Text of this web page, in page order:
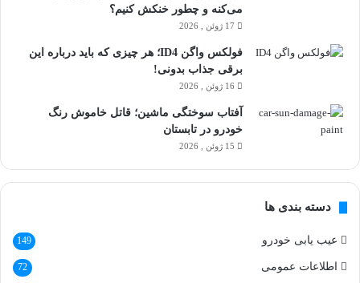
می‌کنه و چطور خنکش کنیم؟
17 ژوئن , 2026
فولکس واگن ID4؛ هر چیزی که باید درباره این
برقی جذاب بدونی!
16 ژوئن , 2026
آفتاب سوختگی ماشین؛ قاتل خاموش رنگ
خودرو در تابستان
15 ژوئن , 2026
دسته بندی ها
عیب یابی خودرو 149
اطلاعات عمومی 72